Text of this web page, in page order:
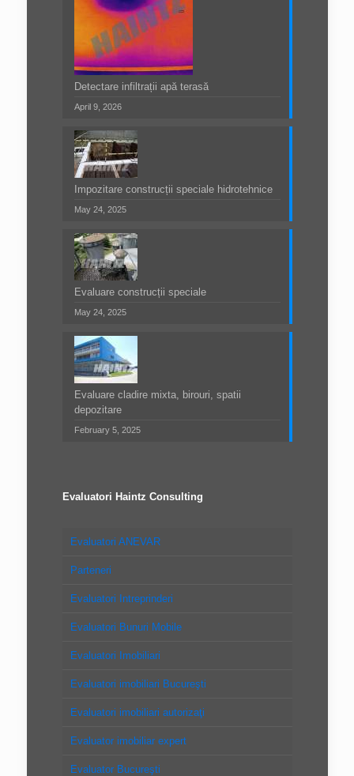
Detectare infiltrații apă terasă
April 9, 2026
Impozitare construcții speciale hidrotehnice
May 24, 2025
Evaluare construcții speciale
May 24, 2025
Evaluare cladire mixta, birouri, spatii
depozitare
February 5, 2025
Evaluatori Haintz Consulting
Evaluatori ANEVAR
Parteneri
Evaluatori Intreprinderi
Evaluatori Bunuri Mobile
Evaluatori Imobiliari
Evaluatori imobiliari Bucureşti
Evaluatori imobiliari autorizaţi
Evaluator imobiliar expert
Evaluator Bucureşti